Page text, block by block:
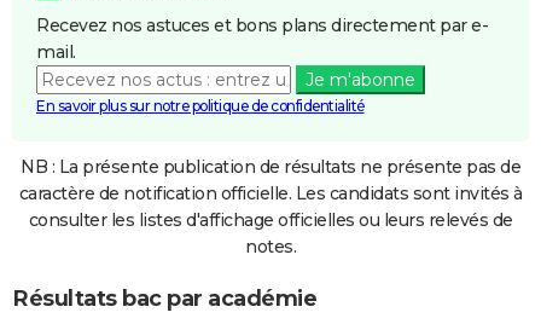
Recevez nos astuces et bons plans directement par e-
mail.
Je m'abonne
En savoir plus sur notre politique de confidentialité
NB : La présente publication de résultats ne présente pas de
caractère de notification officielle. Les candidats sont invités à
consulter les listes d'affichage officielles ou leurs relevés de
notes.
Résultats bac par académie